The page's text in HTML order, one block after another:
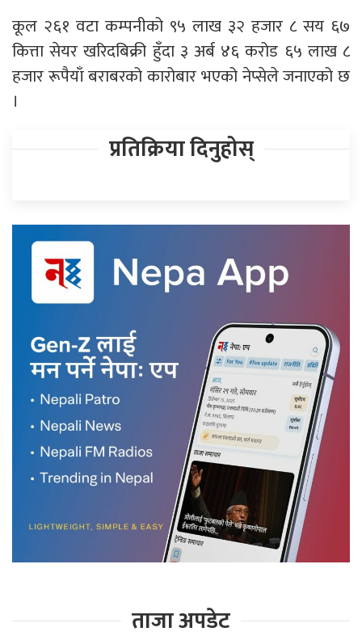
कूल २६१ वटा कम्पनीको ९५ लाख ३२ हजार ८ सय ६७
कित्ता सेयर खरिदबिक्री हुँदा ३ अर्ब ४६ करोड ६५ लाख ८
हजार रूपैयाँ बराबरको कारोबार भएको नेप्सेले जनाएको छ
।
प्रतिक्रिया दिनुहोस्
ताजा अपडेट